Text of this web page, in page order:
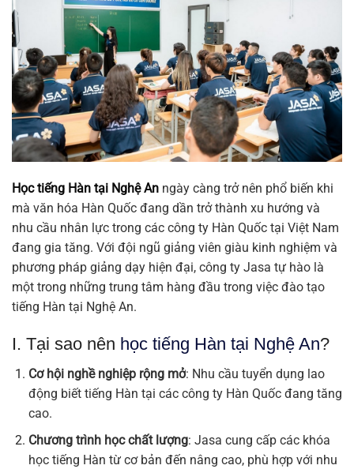
Học tiếng Hàn tại Nghệ An ngày càng trở nên phổ biến khi
mà văn hóa Hàn Quốc đang dần trở thành xu hướng và
nhu cầu nhân lực trong các công ty Hàn Quốc tại Việt Nam
đang gia tăng. Với đội ngũ giảng viên giàu kinh nghiệm và
phương pháp giảng dạy hiện đại, công ty Jasa tự hào là
một trong những trung tâm hàng đầu trong việc đào tạo
tiếng Hàn tại Nghệ An.
I. Tại sao nên học tiếng Hàn tại Nghệ An?
Cơ hội nghề nghiệp rộng mở: Nhu cầu tuyển dụng lao
động biết tiếng Hàn tại các công ty Hàn Quốc đang tăng
cao.
Chương trình học chất lượng: Jasa cung cấp các khóa
học tiếng Hàn từ cơ bản đến nâng cao, phù hợp với nhu